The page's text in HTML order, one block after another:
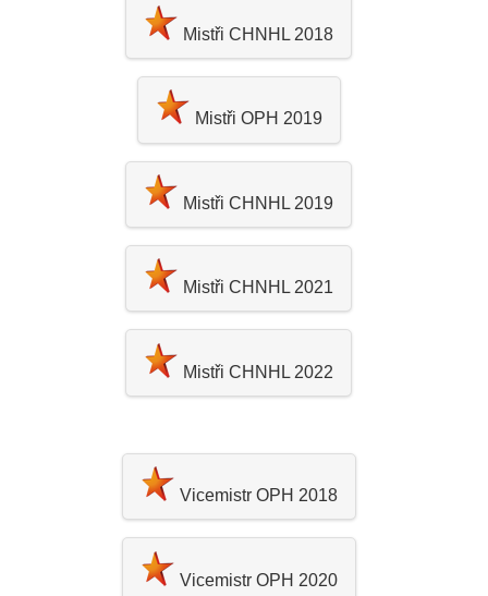
Mistři CHNHL 2018
Mistři OPH 2019
Mistři CHNHL 2019
Mistři CHNHL 2021
Mistři CHNHL 2022
Vicemistr OPH 2018
Vicemistr OPH 2020